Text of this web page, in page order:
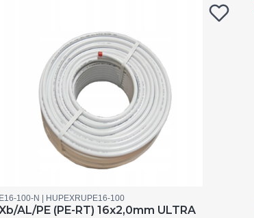
100-N Kod producenta
HUPEXRUPE16-100
AL/PE (PE-RT) 16x2,0mm ULTRA